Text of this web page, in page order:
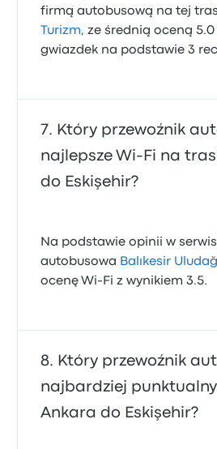
firmą autobusową na tej
Turizm, ze średnią oceną 5.0
gwiazdek na podstawie 3
Który przewoźnik
najlepsze Wi‑Fi na
do Eskişehir?
Na podstawie opinii w
autobusowa Balıkesir Uludağ
ocenę Wi-Fi z wynikiem 3.5.
Który przewoźnik
najbardziej
Ankara do Eskişehir?